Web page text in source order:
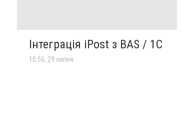
Інтеграція iPost з BAS / 1С
10:56, 29 липня